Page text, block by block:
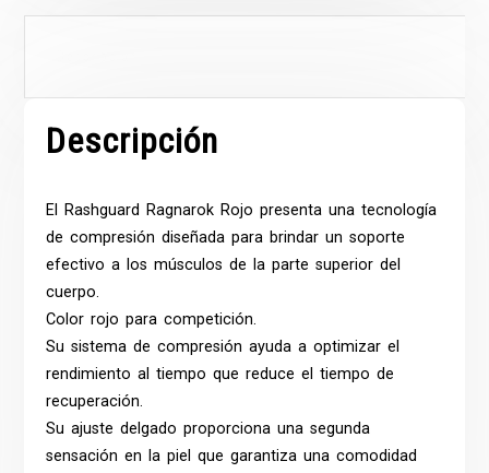
Descripción
El Rashguard Ragnarok Rojo presenta una tecnología
de compresión diseñada para brindar un soporte
efectivo a los músculos de la parte superior del
cuerpo.
Color rojo para competición.
Su sistema de compresión ayuda a optimizar el
rendimiento al tiempo que reduce el tiempo de
recuperación.
Su ajuste delgado proporciona una segunda
sensación en la piel que garantiza una comodidad